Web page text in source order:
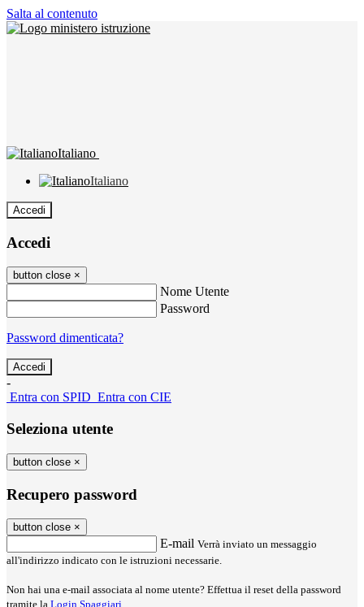
Salta al contenuto
Italiano
Italiano
Accedi
Accedi
button close ×
Nome Utente
Password
Password dimenticata?
-
Entra con SPID Entra con CIE
Seleziona utente
button close ×
Recupero password
button close ×
E-mail Verrà inviato un messaggio
all'indirizzo indicato con le istruzioni necessarie.
Non hai una e-mail associata al nome utente? Effettua il reset della password
tramite la Login Spaggiari